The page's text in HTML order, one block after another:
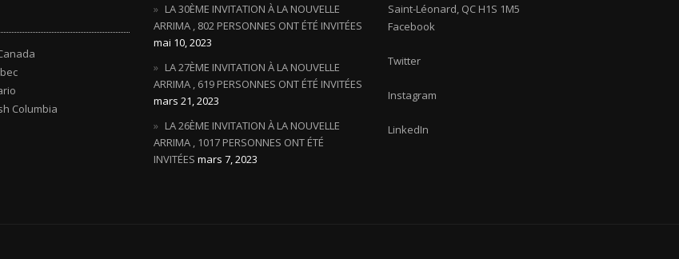
Columbia
LA 30ÈME INVITATION À LA NOUVELLE
ARRIMA , 802 PERSONNES ONT ÉTÉ INVITÉES
mai 10, 2023
LA 27ÈME INVITATION À LA NOUVELLE
ARRIMA , 619 PERSONNES ONT ÉTÉ INVITÉES
mars 21, 2023
LA 26ÈME INVITATION À LA NOUVELLE
ARRIMA , 1017 PERSONNES ONT ÉTÉ
INVITÉES mars 7, 2023
Saint-Léonard, QC H1S 1M5
Facebook
Twitter
Instagram
LinkedIn